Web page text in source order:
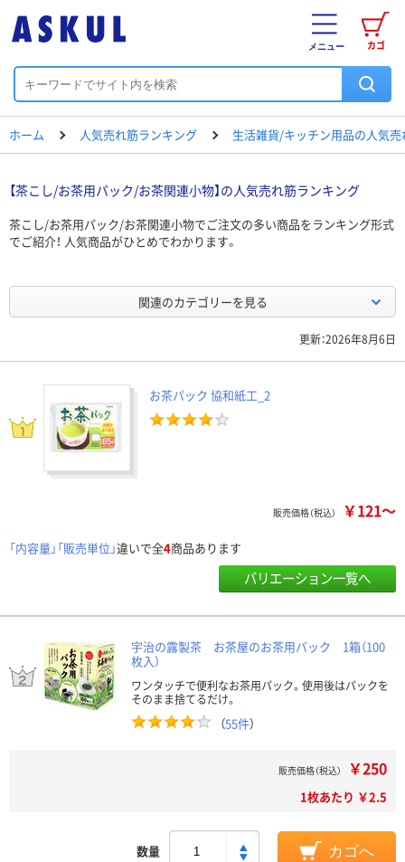
カゴ
メニュー
ホーム 人気売れ筋ランキング 生活雑貨/キッチン用品の人気
【茶こし/お茶用パック/お茶関連小物】の人気売れ筋ランキング
茶こし/お茶用パック/お茶関連小物でご注文の多い商品をランキング形式
でご紹介！ 人気商品がひとめでわかります。
関連のカテゴリーを見る
更新：2026年8月6日
お茶パック 協和紙工_2
販売価格（税込） ￥121～
「内容量」「販売単位」違いで全4商品あります
バリエーション一覧へ
宇治の露製茶 お茶屋のお茶用パック 1箱（100
枚入）
ワンタッチで便利なお茶用パック。使用後はパックを
そのまま捨てるだけ。
（55件）
販売価格（税込） ￥250
1枚あたり ￥2.5
数量 カゴへ